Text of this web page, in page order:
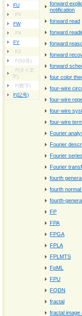
FU
FV
FW
FX
FY
FZ
F(50音)
F(タイ文
字)
F(数字)
F(記号)
forward
notification
forward read
forward
forward
forward
forward
four color
four-wire
four-wire
four-wire
four-wire
Fourier
Fourier
Fourier series
Fourier
fourth
fourth
fourth-
FP
FPA
FPGA
FPLA
FPLMTS
FpML
FPU
FQDN
fractal
fractal image